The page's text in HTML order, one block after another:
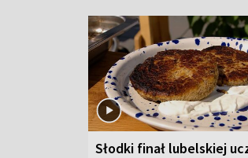
Słodki finał lubelskiej